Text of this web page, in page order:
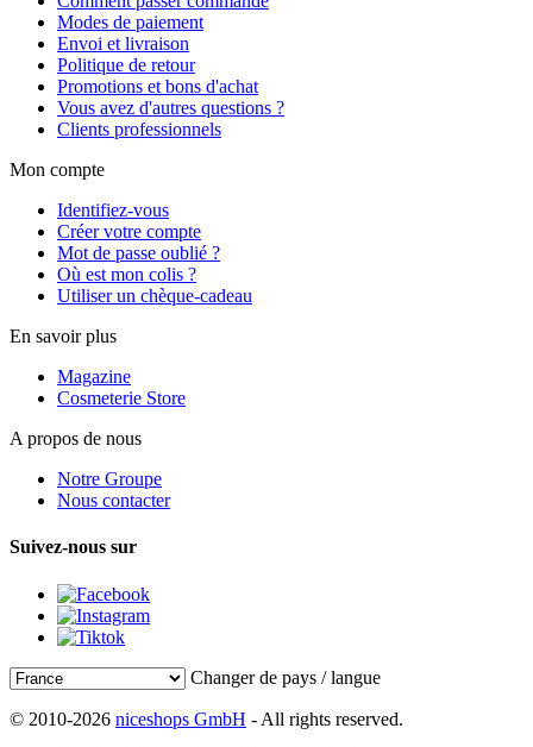
Modes de paiement
Envoi et livraison
Politique de retour
Promotions et bons d'achat
Vous avez d'autres questions ?
Clients professionnels
Mon compte
Identifiez-vous
Créer votre compte
Mot de passe oublié ?
Où est mon colis ?
Utiliser un chèque-cadeau
En savoir plus
Magazine
Cosmeterie Store
A propos de nous
Notre Groupe
Nous contacter
Suivez-nous sur
Changer de pays / langue
© 2010-2026 niceshops GmbH - All rights reserved.